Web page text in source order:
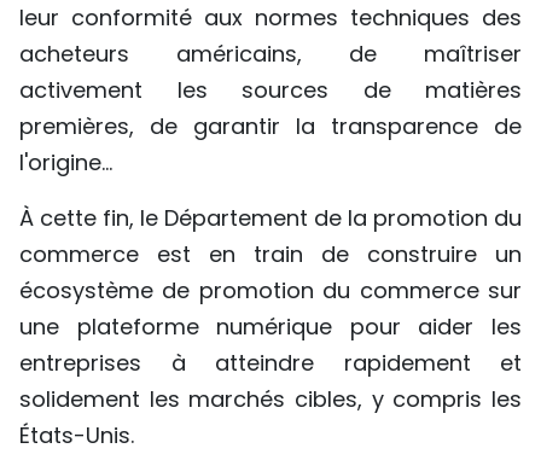
leur conformité aux normes techniques des
acheteurs américains, de maîtriser
activement les sources de matières
premières, de garantir la transparence de
l'origine...
À cette fin, le Département de la promotion du
commerce est en train de construire un
écosystème de promotion du commerce sur
une plateforme numérique pour aider les
entreprises à atteindre rapidement et
solidement les marchés cibles, y compris les
États-Unis.